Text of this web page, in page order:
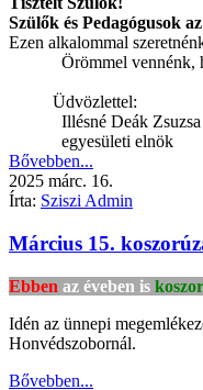
Szülők és Pedagógusok
Ezen alkalommal
Örömmel vennénk, ha
Üdvözlettel:
Illésné Deák Zsuzsa
egyesületi elnök
Bővebben...
2025 márc. 16.
Írta: Sziszi Admin
Március 15.
Ebben az éveben is
Idén az ünnepi
Honvédszobornál.
Bővebben...